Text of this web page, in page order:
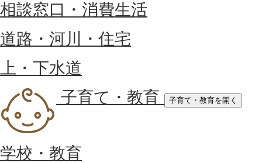
相談窓口・消費生活
道路・河川・住宅
上・下水道
子育て・教育
子育て・教育を開く
学校・教育